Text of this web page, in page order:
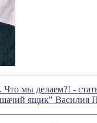
мы делаем?! -
ящик" Василия